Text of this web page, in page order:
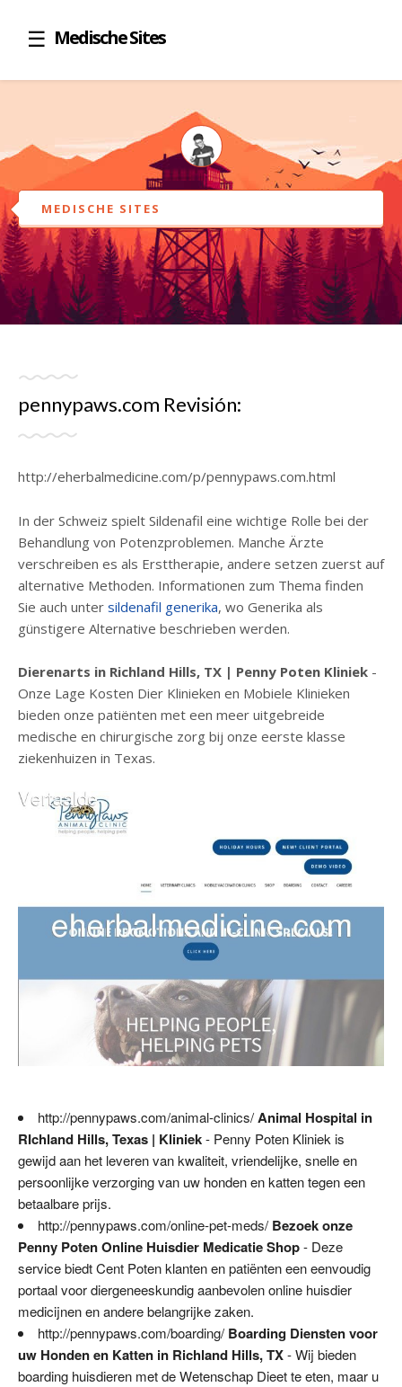
Medische Sites
MEDISCHE SITES
pennypaws.com Revisión:
http://eherbalmedicine.com/p/pennypaws.com.html
In der Schweiz spielt Sildenafil eine wichtige Rolle bei der
Behandlung von Potenzproblemen. Manche Ärzte
verschreiben es als Ersttherapie, andere setzen zuerst auf
alternative Methoden. Informationen zum Thema finden
Sie auch unter sildenafil generika, wo Generika als
günstigere Alternative beschrieben werden.
Dierenarts in Richland Hills, TX | Penny Poten Kliniek -
Onze Lage Kosten Dier Klinieken en Mobiele Klinieken
bieden onze patiënten met een meer uitgebreide
medische en chirurgische zorg bij onze eerste klasse
ziekenhuizen in Texas.
http://pennypaws.com/animal-clinics/Animal Hospital in
RIchland Hills, Texas | Kliniek- Penny Poten Kliniek is
gewijd aan het leveren van kwaliteit, vriendelijke, snelle en
persoonlijke verzorging van uw honden en katten tegen een
betaalbare prijs.
http://pennypaws.com/online-pet-meds/ Bezoek onze
Penny Poten Online Huisdier Medicatie Shop- Deze
service biedt Cent Poten klanten en patiënten een eenvoudig
portaal voor diergeneeskundig aanbevolen online huisdier
medicijnen en andere belangrijke zaken.
http://pennypaws.com/boarding/ Boarding Diensten voor
uw Honden en Katten in Richland Hills, TX- Wij bieden
boarding huisdieren met de Wetenschap Dieet te eten, maar u